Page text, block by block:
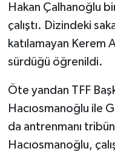
Hakan Çalhanoğlu
çalıştı. Dizindeki
katılamayan Kerem
sürdüğü öğrenildi.
Öte yandan TFF
Hacıosmanoğlu ile
da antrenmanı
Hacıosmanoğlu,